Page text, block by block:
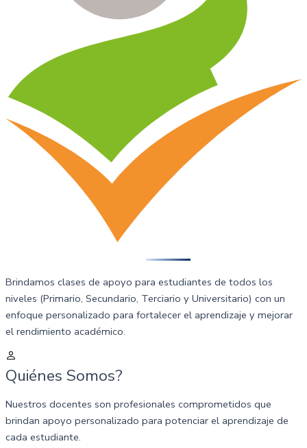
Educativa
Brindamos clases de apoyo para estudiantes de todos los
niveles (Primario, Secundario, Terciario y Universitario) con un
enfoque personalizado para fortalecer el aprendizaje y mejorar
el rendimiento académico.
Quiénes Somos?
Nuestros docentes son profesionales comprometidos que
brindan apoyo personalizado para potenciar el aprendizaje de
cada estudiante.